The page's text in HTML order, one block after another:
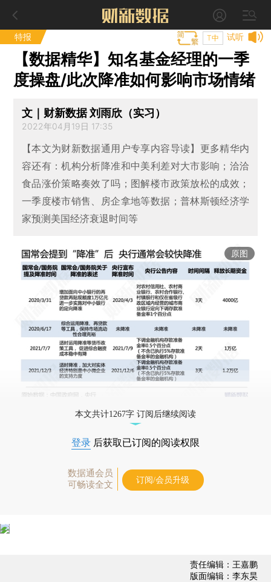
特报 试听
T中
【数据精华】知名基金经理的一季
度操盘/此次降准如何影响市场情绪
文｜财新数据 刘雨欣（实习）
2022年04月19日 17:35
【本文为财新数据通用户专享内容导读】更多精华内
容还有：机构分析降准和中美利差对大市影响；洽洽
食品涨价策略奏效了吗；图解楼市政策放松的成效；
一季度楼市销售、房企拿地等数据；普林斯顿经济学
家预测美国经济衰退时间等
原图
本文共计1267字 订阅后继续阅读
登录 后获取已订阅的阅读权限
数据通会员
可畅读全文
订阅/会员升级
责任编辑：王嘉鹏
版面编辑：李东昊